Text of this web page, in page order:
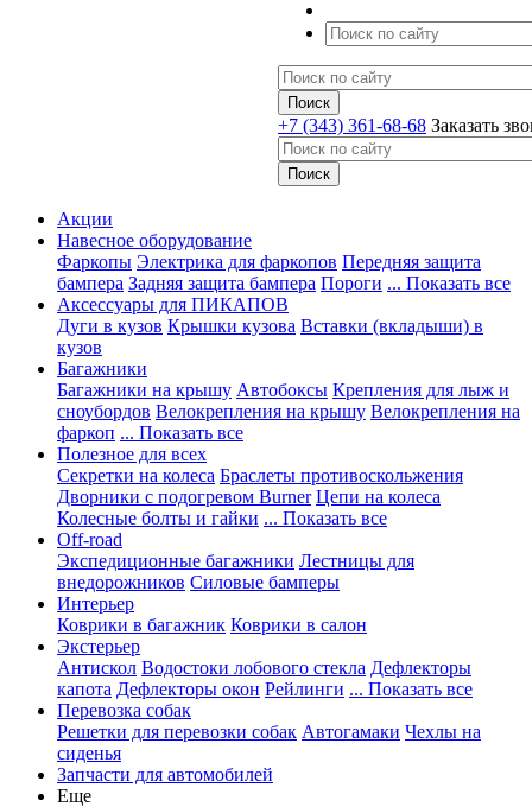
+7 (343) 361-68-68 Заказать
Акции
Навесное оборудование
Фаркопы Электрика для фаркопов Передняя защита
бампера Задняя защита бампера Пороги ... Показать все
Аксессуары для ПИКАПОВ
Дуги в кузов Крышки кузова Вставки (вкладыши) в
кузов
Багажники
Багажники на крышу Автобоксы Крепления для лыж и
сноубордов Велокрепления на крышу Велокрепления на
фаркоп ... Показать все
Полезное для всех
Секретки на колеса Браслеты противоскольжения
Дворники с подогревом Burner Цепи на колеса
Колесные болты и гайки ... Показать все
Off-road
Экспедиционные багажники Лестницы для
внедорожников Силовые бамперы
Интерьер
Коврики в багажник Коврики в салон
Экстерьер
Антискол Водостоки лобового стекла Дефлекторы
капота Дефлекторы окон Рейлинги ... Показать все
Перевозка собак
Решетки для перевозки собак Автогамаки Чехлы на
сиденья
Запчасти для автомобилей
Еще